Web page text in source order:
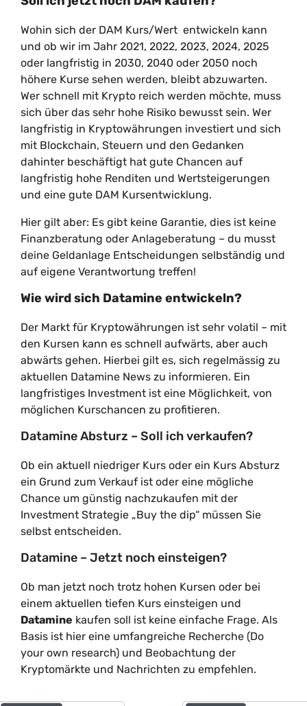
Wohin sich der DAM Kurs/Wert entwickeln kann
und ob wir im Jahr 2021, 2022, 2023, 2024, 2025
oder langfristig in 2030, 2040 oder 2050 noch
höhere Kurse sehen werden, bleibt abzuwarten.
Wer schnell mit Krypto reich werden möchte, muss
sich über das sehr hohe Risiko bewusst sein. Wer
langfristig in Kryptowährungen investiert und sich
mit Blockchain, Steuern und den Gedanken
dahinter beschäftigt hat gute Chancen auf
langfristig hohe Renditen und Wertsteigerungen
und eine gute DAM Kursentwicklung.
Hier gilt aber: Es gibt keine Garantie, dies ist keine
Finanzberatung oder Anlageberatung – du musst
deine Geldanlage Entscheidungen selbständig und
auf eigene Verantwortung treffen!
Wie wird sich Datamine entwickeln?
Der Markt für Kryptowährungen ist sehr volatil – mit
den Kursen kann es schnell aufwärts, aber auch
abwärts gehen. Hierbei gilt es, sich regelmässig zu
aktuellen Datamine News zu informieren. Ein
langfristiges Investment ist eine Möglichkeit, von
möglichen Kurschancen zu profitieren.
Datamine Absturz – Soll ich verkaufen?
Ob ein aktuell niedriger Kurs oder ein Kurs Absturz
ein Grund zum Verkauf ist oder eine mögliche
Chance um günstig nachzukaufen mit der
Investment Strategie „Buy the dip“ müssen Sie
selbst entscheiden.
Datamine – Jetzt noch einsteigen?
Ob man jetzt noch trotz hohen Kursen oder bei
einem aktuellen tiefen Kurs einsteigen und
Datamine kaufen soll ist keine einfache Frage. Als
Basis ist hier eine umfangreiche Recherche (Do
your own research) und Beobachtung der
Kryptomärkte und Nachrichten zu empfehlen.